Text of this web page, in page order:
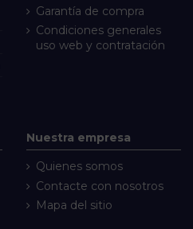
Garantía de compra
Condiciones generales
uso web y contratación
Nuestra empresa
Quienes somos
Contacte con nosotros
Mapa del sitio